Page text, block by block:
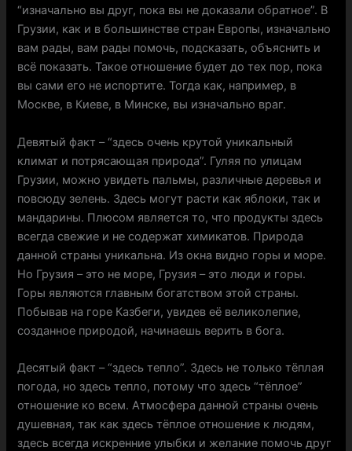
“изначально вы друг, пока вы не доказали обратное”. В
Грузии, как и в большинстве стран Европы, изначально
вам рады, вам рады помочь, подсказать, объяснить и
всё показать. Такое отношение будет до тех пор, пока
вы сами его не испортите. Тогда как, например, в
Москве, в Киеве, в Минске, вы изначально враг.
Девятый факт – “здесь очень крутой уникальный
климат и потрясающая природа”. Гуляя по улицам
Грузии, можно увидеть пальмы, различные деревья и
повсюду зелень. Здесь могут расти как яблоки, так и
мандарины. Плюсом является то, что продукты здесь
всегда свежие и не содержат химикатов. Природа
данной страны уникальна. Из окна видно горы и море.
Но Грузия – это не море, Грузия – это люди и горы.
Горы являются главным богатством этой страны.
Побывав на горе Казбеги, увидев её великолепие,
созданное природой, начинаешь верить в бога.
Десятый факт – “здесь тепло”. Здесь не только тёплая
погода, но здесь тепло, потому что здесь “тёплое”
отношение ко всем. Атмосфера данной страны очень
душевная, так как здесь тёплое отношение к людям,
здесь всегда искренние улыбки и желание помочь друг